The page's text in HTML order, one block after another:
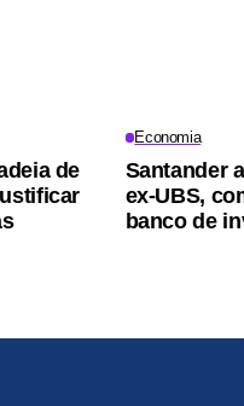
de
Economia
Santander
ex-UBS,
banco de